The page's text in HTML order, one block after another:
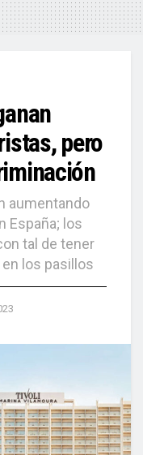
pero
aumentando
España; los
tal de tener
los pasillos